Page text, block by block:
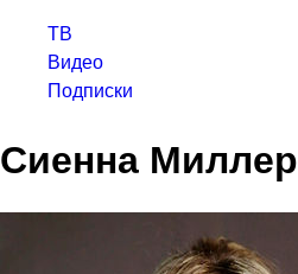
ТВ
Видео
Подписки
Сиенна Миллер